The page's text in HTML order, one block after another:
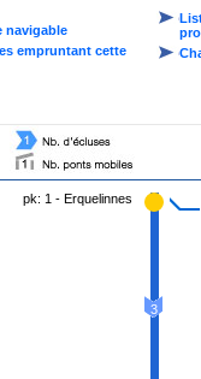
navigable
empruntant cette
pk: 1 - Erquelinnes
3